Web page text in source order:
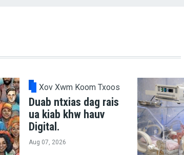
Xov Xwm Koom Txoos
Duab ntxias dag rais
ua kiab khw hauv
Digital.
Aug 07, 2026